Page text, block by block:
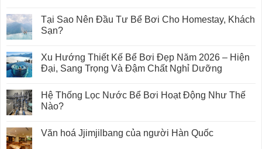
Tại Sao Nên Đầu Tư Bể Bơi Cho Homestay, Khách
Sạn?
Xu Hướng Thiết Kế Bể Bơi Đẹp Năm 2026 – Hiện
Đại, Sang Trọng Và Đậm Chất Nghỉ Dưỡng
Hệ Thống Lọc Nước Bể Bơi Hoạt Động Như Thế
Nào?
Văn hoá Jjimjilbang của người Hàn Quốc